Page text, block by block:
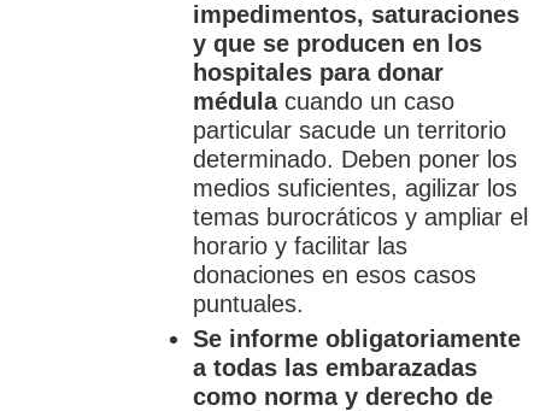
impedimentos, saturaciones
y que se producen en los
hospitales para donar
médulacuando un caso
particular sacude un territorio
determinado. Deben poner los
medios suficientes, agilizar los
temas burocráticos y ampliar el
horario y facilitar las
donaciones en esos casos
puntuales.
Se informe obligatoriamente
a todas las embarazadas
como norma y derecho de